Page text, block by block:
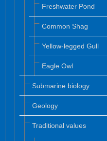
Freshwater Pond
Common Shag
Yellow-legged Gull
Eagle Owl
Submarine biology
Geology
Traditional values